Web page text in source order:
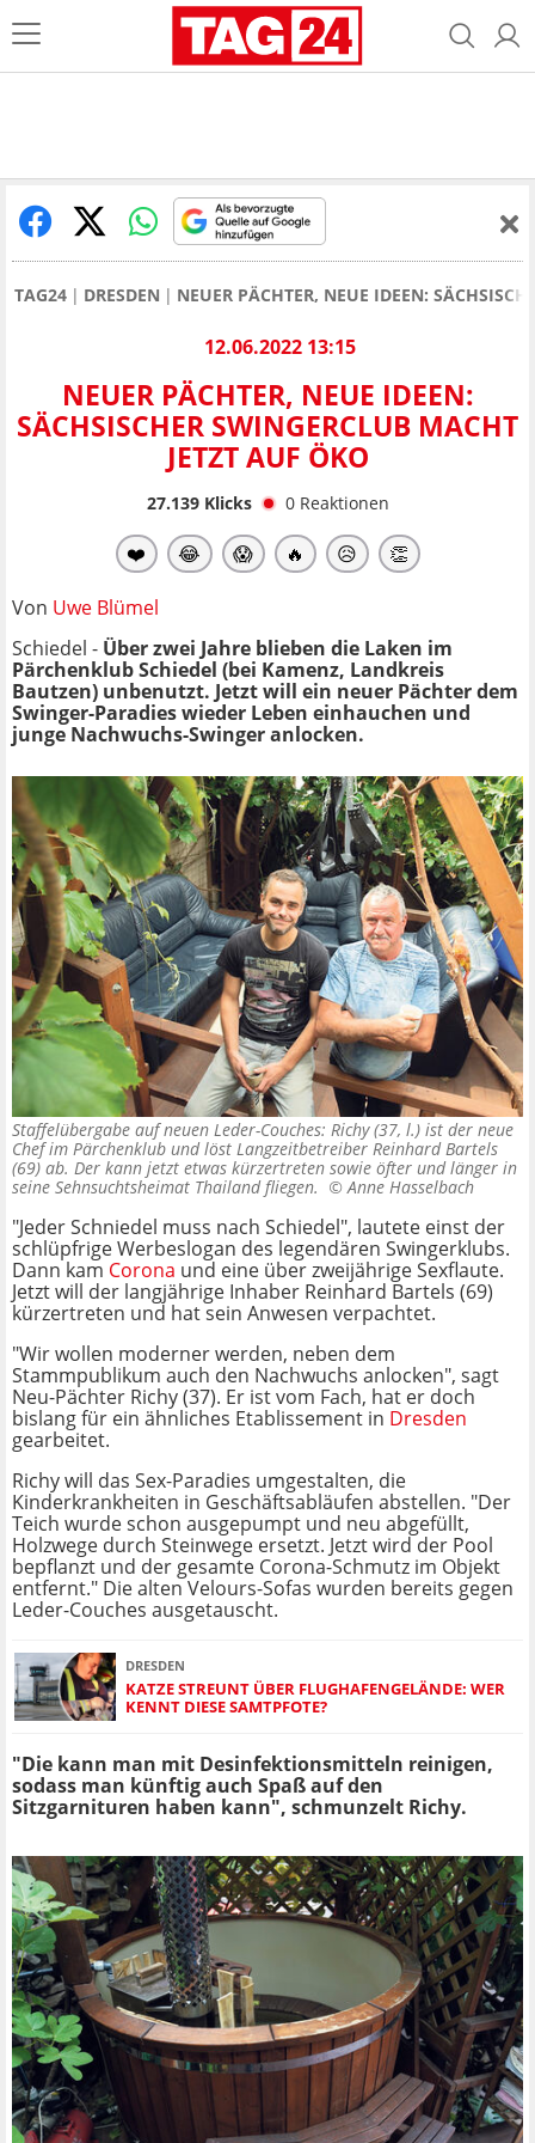
TAG24 DRESDEN NEUER PÄCHTER, NEUE IDEEN:
12.06.2022 13:15
NEUER PÄCHTER, NEUE IDEEN:
SÄCHSISCHER SWINGERCLUB MACHT
JETZT AUF ÖKO
27.139Klicks 0 Reaktionen
❤️ 😂 😱 🔥 😥 👏
Von Uwe Blümel
Schiedel - Über zwei Jahre blieben die Laken im
Pärchenklub Schiedel (bei Kamenz, Landkreis
Bautzen) unbenutzt. Jetzt will ein neuer Pächter dem
Swinger-Paradies wieder Leben einhauchen und
junge Nachwuchs-Swinger anlocken.
Staffelübergabe auf neuen Leder-Couches: Richy (37, l.) ist der neue
Chef im Pärchenklub und löst Langzeitbetreiber Reinhard Bartels
(69) ab. Der kann jetzt etwas kürzertreten sowie öfter und länger in
seine Sehnsuchtsheimat Thailand fliegen. ©Anne Hasselbach
"Jeder Schniedel muss nach Schiedel", lautete einst der
schlüpfrige Werbeslogan des legendären Swingerklubs.
Dann kam Corona und eine über zweijährige Sexflaute.
Jetzt will der langjährige Inhaber Reinhard Bartels (69)
kürzertreten und hat sein Anwesen verpachtet.
"Wir wollen moderner werden, neben dem
Stammpublikum auch den Nachwuchs anlocken", sagt
Neu-Pächter Richy (37). Er ist vom Fach, hat er doch
bislang für ein ähnliches Etablissement in Dresden
gearbeitet.
Richy will das Sex-Paradies umgestalten, die
Kinderkrankheiten in Geschäftsabläufen abstellen. "Der
Teich wurde schon ausgepumpt und neu abgefüllt,
Holzwege durch Steinwege ersetzt. Jetzt wird der Pool
bepflanzt und der gesamte Corona-Schmutz im Objekt
entfernt." Die alten Velours-Sofas wurden bereits gegen
Leder-Couches ausgetauscht.
DRESDEN
KATZE STREUNT ÜBER FLUGHAFENGELÄNDE: WER
KENNT DIESE SAMTPFOTE?
"Die kann man mit Desinfektionsmitteln reinigen,
sodass man künftig auch Spaß auf den
Sitzgarnituren haben kann", schmunzelt Richy.